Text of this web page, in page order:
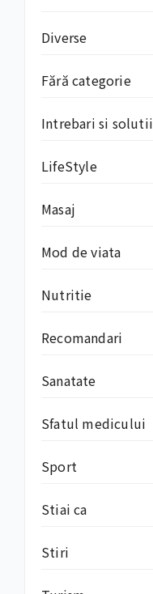
Diverse
Fără categorie
Intrebari si solutii
LifeStyle
Masaj
Mod de viata
Nutritie
Recomandari
Sanatate
Sfatul medicului
Sport
Stiai ca
Stiri